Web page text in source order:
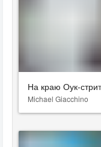
На краю Оук-стрит
Michael Giacchino